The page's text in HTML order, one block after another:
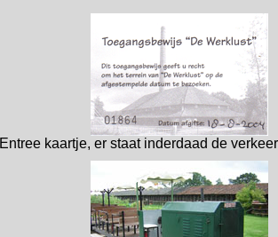
Entree kaartje, er staat inderdaad de